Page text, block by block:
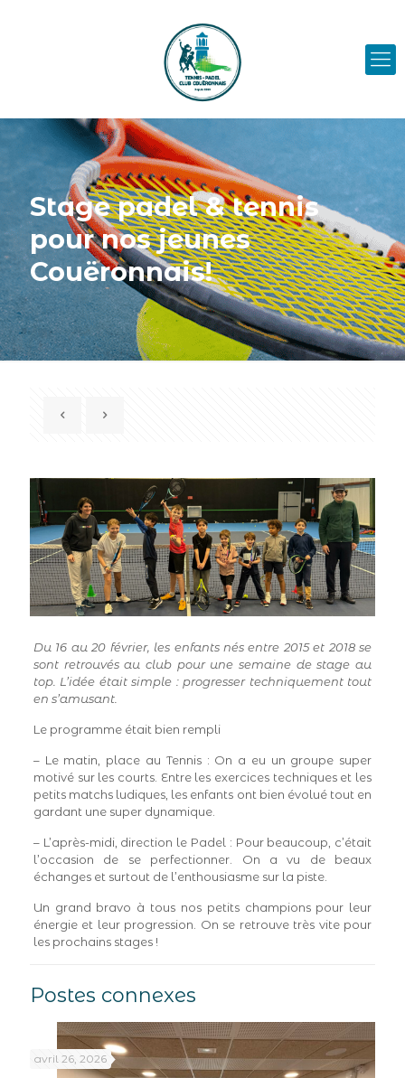
Stage padel & tennis
pour nos jeunes
Couëronnais!
Du 16 au 20 février, les enfants nés entre 2015 et 2018 se
sont retrouvés au club pour une semaine de stage au
top. L’idée était simple : progresser techniquement tout
en s’amusant.
Le programme était bien rempli
– Le matin, place au Tennis : On a eu un groupe super
motivé sur les courts. Entre les exercices techniques et les
petits matchs ludiques, les enfants ont bien évolué tout en
gardant une super dynamique.
– L’après-midi, direction le Padel : Pour beaucoup, c’était
l’occasion de se perfectionner. On a vu de beaux
échanges et surtout de l’enthousiasme sur la piste.
Un grand bravo à tous nos petits champions pour leur
énergie et leur progression. On se retrouve très vite pour
les prochains stages !
Postes connexes
avril 26, 2026